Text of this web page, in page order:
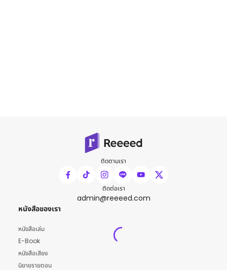
ติดตามเรา
ติดต่อเรา
admin@reeeed.com
หนังสือของเรา
หนังสือเล่ม
E-Book
หนังสือเสียง
นิยายรายตอน